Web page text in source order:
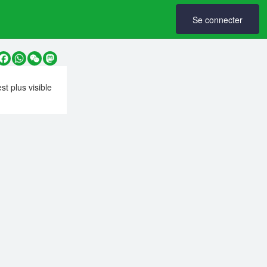
Se connecter
Facebook
WhatsApp
WeChatMastodon
plus visible